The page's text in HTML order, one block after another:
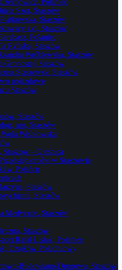
Połaniec
Szot, Staszów
Staszów
s.c., Staszów
Połaniec
Ryńska, Staszów
Wróblewska, Staszów
Gronostaj, Staszów
Staszewski Staszów
pojazdowe
Staszów
Staszów
usg, Staszów
Wiśniowska
– Oleśnica
w Staszowie
w Połańcu
Staszów
Staszów
Medyczne, Staszów
Staszów
Rafał Lisiak, Połaniec
Czajków Południowy
Budowlano-Drogowa, Staszów